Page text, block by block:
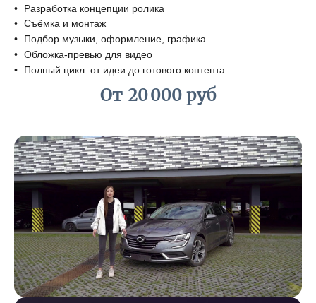
Разработка концепции ролика
Съёмка и монтаж
Подбор музыки, оформление, графика
Обложка-превью для видео
Полный цикл: от идеи до готового контента
От 20 000 руб